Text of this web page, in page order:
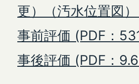
更）（汚水位置図
事前評価 (PDF：
事後評価 (PDF：